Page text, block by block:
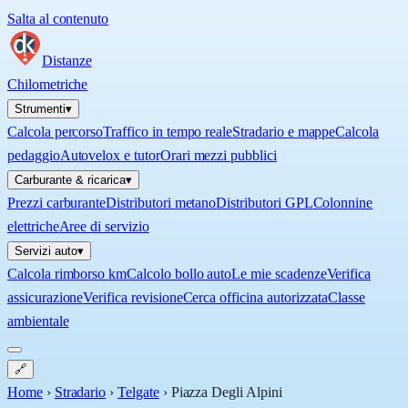
Salta al contenuto
Distanze
Chilometriche
Strumenti▾
Calcola percorsoTraffico in tempo realeStradario e mappeCalcola
pedaggioAutovelox e tutorOrari mezzi pubblici
Carburante & ricarica▾
Prezzi carburanteDistributori metanoDistributori GPLColonnine
elettricheAree di servizio
Servizi auto▾
Calcola rimborso kmCalcolo bollo autoLe mie scadenzeVerifica
assicurazioneVerifica revisioneCerca officina autorizzataClasse
ambientale
🔗
Home › Stradario › Telgate › Piazza Degli Alpini